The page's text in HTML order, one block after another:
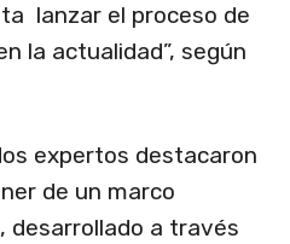
lanzar el proceso de
la actualidad”, según
expertos destacaron
de un marco
desarrollado a través